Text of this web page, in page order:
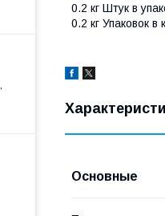
0.2 кг Штук в
0.2 кг Упаковок в
Основные